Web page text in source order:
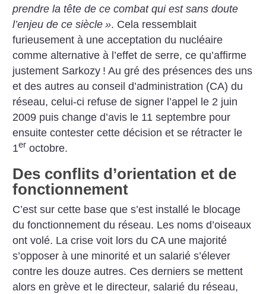
prendre la tête de ce combat qui est sans doute
l’enjeu de ce siècle ». Cela ressemblait
furieusement à une acceptation du nucléaire
comme alternative à l’effet de serre, ce qu’affirme
justement Sarkozy ! Au gré des présences des uns
et des autres au conseil d’administration (CA) du
réseau, celui-ci refuse de signer l’appel le 2 juin
2009 puis change d’avis le 11 septembre pour
ensuite contester cette décision et se rétracter le
1er octobre.
Des conflits d’orientation et de
fonctionnement
C’est sur cette base que s’est installé le blocage
du fonctionnement du réseau. Les noms d’oiseaux
ont volé. La crise voit lors du CA une majorité
s’opposer à une minorité et un salarié s’élever
contre les douze autres. Ces derniers se mettent
alors en grève et le directeur, salarié du réseau,